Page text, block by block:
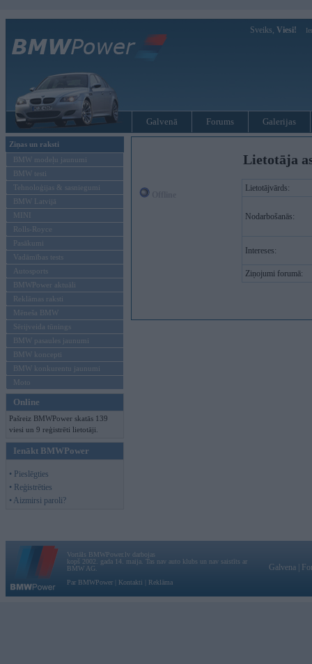
Sveiks, Viesi!
Galvenā Forums Galerijas
Ziņas un raksti
BMW modeļu jaunumi
BMW testi
Tehnoloģijas & sasniegumi
BMW Latvijā
MINI
Rolls-Royce
Pasākumi
Vadāmības tests
Autosports
BMWPower aktuāli
Reklāmas raksti
Mēneša BMW
Sērijveida tūnings
BMW pasaules jaunumi
BMW koncepti
BMW konkurentu jaunumi
Moto
Online
Pašreiz BMWPower skatās 139
viesi un 9 reģistrēti lietotāji.
Ienākt BMWPower
• Pieslēgties
• Reģistrēties
• Aizmirsi paroli?
Lietotāja
Lietotājvārds:
Nodarbošanās:
Intereses:
Ziņojumi forumā:
Vortāls BMWPower.lv darbojas
kopš 2002. gada 14. maija. Tas nav auto klubs un nav saistīts ar
BMW AG.
Par BMWPower
Kontakti Reklāma
Galvena